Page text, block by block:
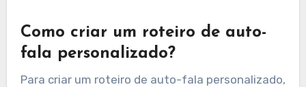
Como criar um roteiro de auto-
fala personalizado?
Para criar um roteiro de auto-fala personalizado,